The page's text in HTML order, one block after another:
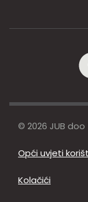
© 2026 JUB
Opći uvjeti
Kolačići